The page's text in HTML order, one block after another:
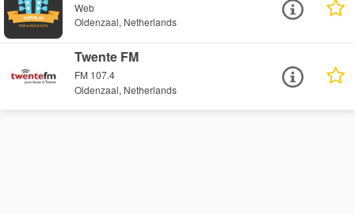
Web
Oldenzaal, Netherlands
Twente FM
FM 107.4
Oldenzaal, Netherlands